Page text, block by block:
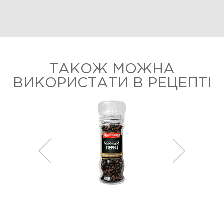
ТАКОЖ МОЖНА
ВИКОРИСТАТИ В РЕЦЕПТІ